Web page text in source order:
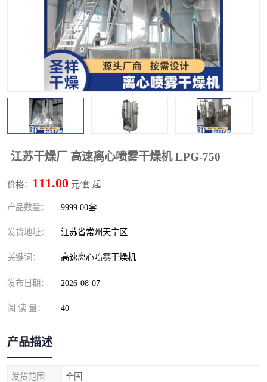
江苏干燥厂 高速离心喷雾干燥机 LPG-750
价格： 111.00 元/套 起
产品数量： 9999.00套
发货地址： 江苏省常州天宁区
关键词： 高速离心喷雾干燥机
发布日期： 2026-08-07
阅 读 量： 40
产品描述
发货范围 全国
热风循环烘箱 喷雾干燥机
振动流化床干燥机 盘式干燥机